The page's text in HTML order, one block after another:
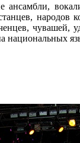
ансамбли,
чувашей,
национальных